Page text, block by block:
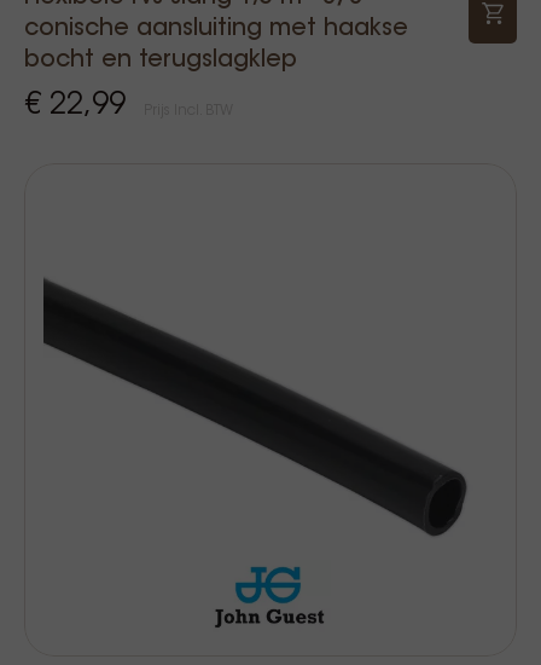
conische aansluiting met haakse
bocht en terugslagklep
€ 22,99